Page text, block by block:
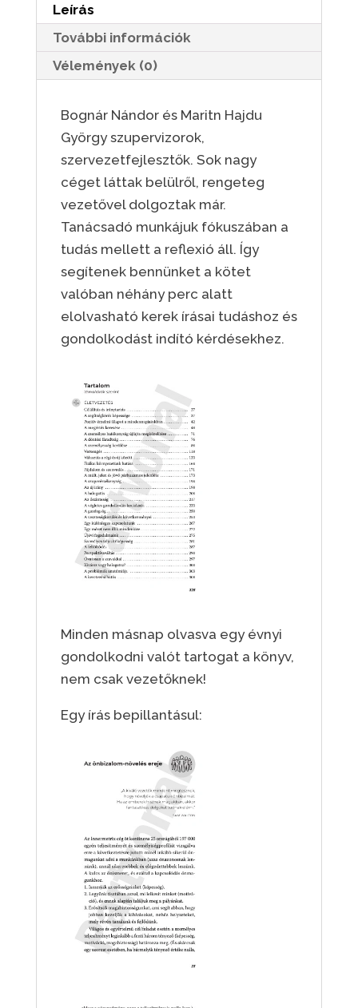
Leírás
További információk
Vélemények (0)
Bognár Nándor és Maritn Hajdu
György szupervizorok,
szervezetfejlesztők. Sok nagy
céget láttak belülről, rengeteg
vezetővel dolgoztak már.
Tanácsadó munkájuk fókuszában a
tudás mellett a reflexió áll. Így
segítenek bennünket a kötet
valóban néhány perc alatt
elolvasható kerek írásai tudáshoz és
gondolkodást indító kérdésekhez.
Minden másnap olvasva egy évnyi
gondolkodni valót tartogat a könyv,
nem csak vezetőknek!
Egy írás bepillantásul: